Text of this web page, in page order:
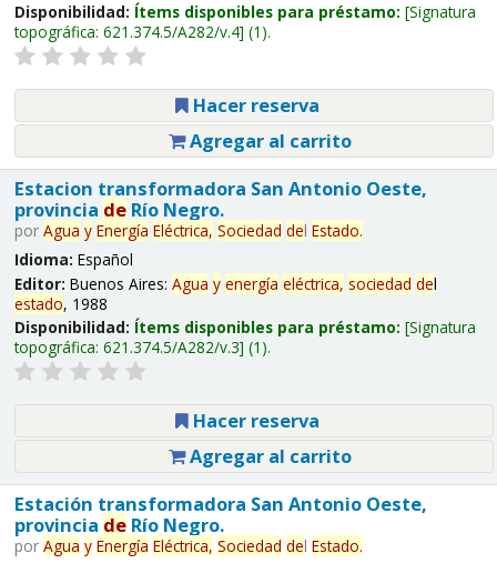
Disponibilidad: Ítems disponibles para préstamo: Signatura
topográfica: 621.374.5/A282/v.4 (1).
Hacer reserva
Agregar al carrito
Estacion transformadora San Antonio Oeste,
provincia deRío Negro.
por Agua y Energía Eléctrica, Sociedad del Estado.
Idioma: Español
Editor: Buenos Aires: Agua y energía eléctrica, sociedad del
estado, 1988
Disponibilidad: Ítems disponibles para préstamo: Signatura
topográfica: 621.374.5/A282/v.3 (1).
Hacer reserva
Agregar al carrito
Estación transformadora San Antonio Oeste,
provincia deRío Negro.
por Agua y Energía Eléctrica, Sociedad del Estado.